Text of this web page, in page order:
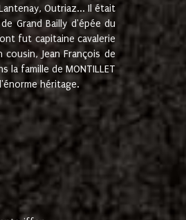
Outriaz... Il était
Grand Bailly d'épée du
fut capitaine cavalerie
Jean François de
la famille de MONTILLET
héritage.